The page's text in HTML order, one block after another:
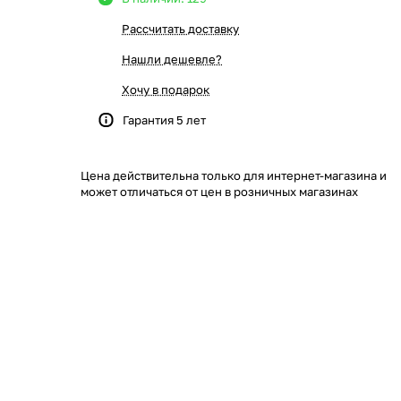
Рассчитать доставку
Нашли дешевле?
Хочу в подарок
Гарантия 5 лет
Цена действительна только для интернет-магазина и
может отличаться от цен в розничных магазинах